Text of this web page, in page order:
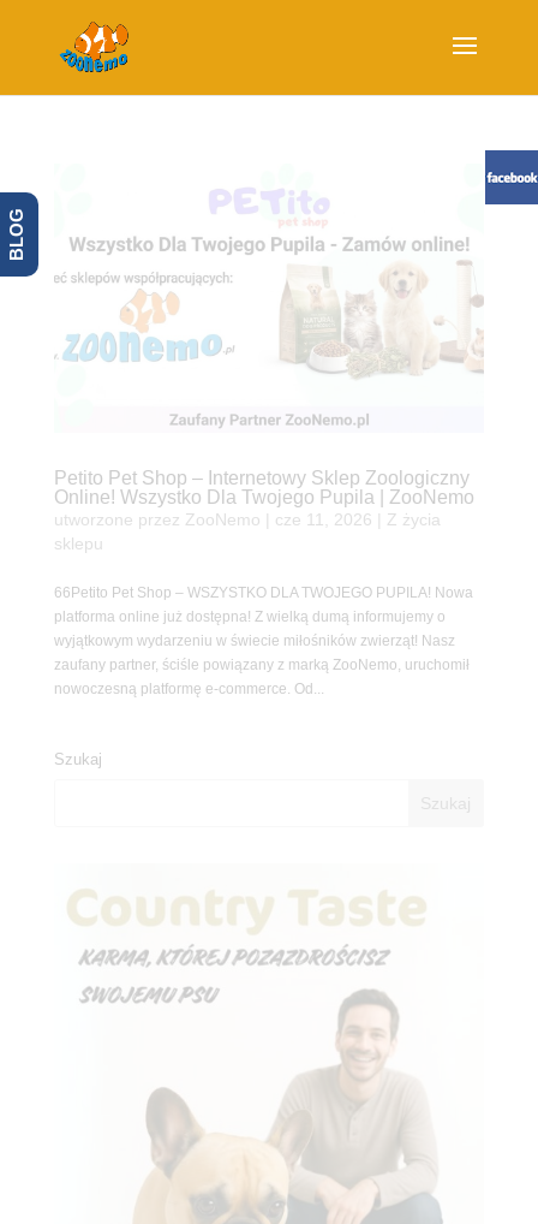
Petito Pet Shop – Internetowy Sklep Zoologiczny
Online! Wszystko Dla Twojego Pupila | ZooNemo
utworzone przez ZooNemo cze 11, 2026
Z życia
sklepu
66Petito Pet Shop – WSZYSTKO DLA TWOJEGO PUPILA! Nowa
platforma online już dostępna! Z wielką dumą informujemy o
wyjątkowym wydarzeniu w świecie miłośników zwierząt! Nasz
zaufany partner, ściśle powiązany z marką ZooNemo, uruchomił
nowoczesną platformę e-commerce. Od...
Szukaj
BLOG